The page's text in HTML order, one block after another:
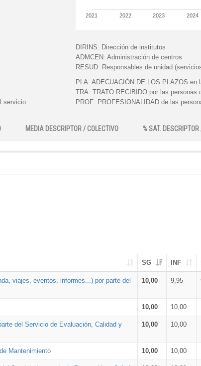
2021 2022 2023 2024
DIRINS: Dirección de institutos
ADMCEN: Administración de centros
RESUD: Responsables de unidad
servicio
PLA: ADECUACIÓN DE LOS PLAZOS en
TRA: TRATO RECIBIDO por las personas
PROF: PROFESIONALIDAD de las
MEDIA DESCRIPTOR / COLECTIVO % SAT.
SG INF
viajes, eventos, informes...) por parte del
10,00 9,95
10,00 10,00
del Servicio de Evaluación, Calidad y
10,00 10,00
Mantenimiento 10,00 10,00